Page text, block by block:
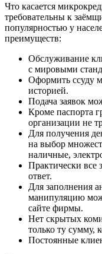
Что касается
требовательны к
популярностью у
преимуществ:
Обслуживание
с мировыми
Оформить ссуду
историей.
Подача заявок
Кроме паспорта
организации не
Для получения
на выбор
наличные,
Практически все
ответ.
Для заполнения
манипуляцию
сайте фирмы.
Нет скрытых
только ту сумму,
Постоянные